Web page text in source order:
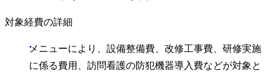
対象経費の詳細
メニューにより、設備整備費、改修工事費、研修実施
に係る費用、訪問看護の防犯機器導入費などが対象と